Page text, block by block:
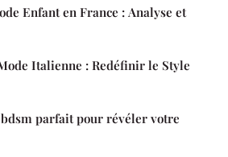
Enfant en France : Analyse et
Italienne : Redéfinir le Style
parfait pour révéler votre